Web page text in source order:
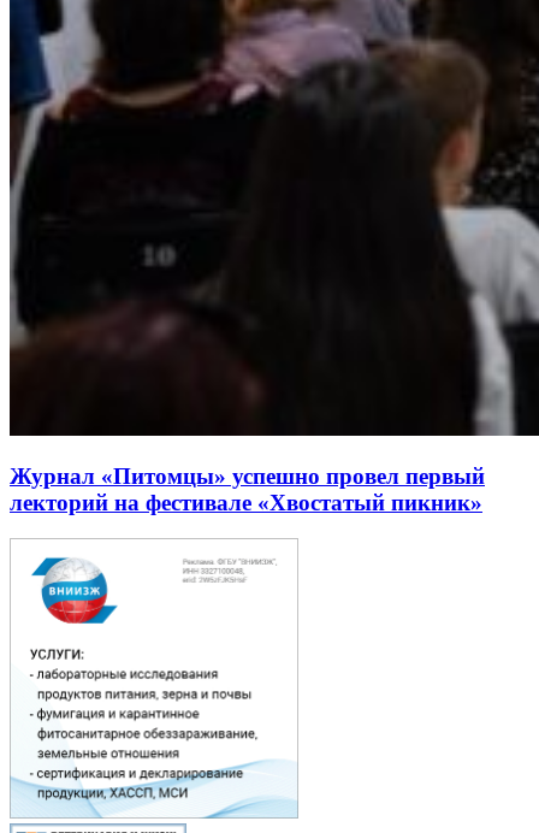
Журнал «Питомцы» успешно провел первый
лекторий на фестивале «Хвостатый пикник»